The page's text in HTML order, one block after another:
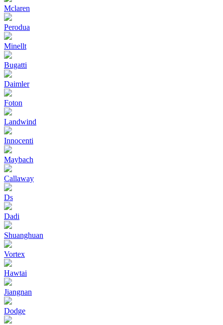
Mclaren
Perodua
Minellt
Bugatti
Daimler
Foton
Landwind
Innocenti
Maybach
Callaway
Ds
Dadi
Shuanghuan
Vortex
Hawtai
Jiangnan
Dodge